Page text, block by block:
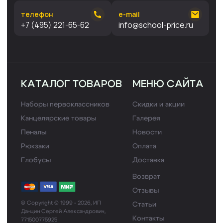
Политика конфиденциальности
Александрович, Веб-сайт, его дизайн и материалы были
созданы нами самостоятельно, без привлечения
партнёров. Если вы хотите воспользоваться нашими
материалами, напишите нам наinfo@school-price.ru